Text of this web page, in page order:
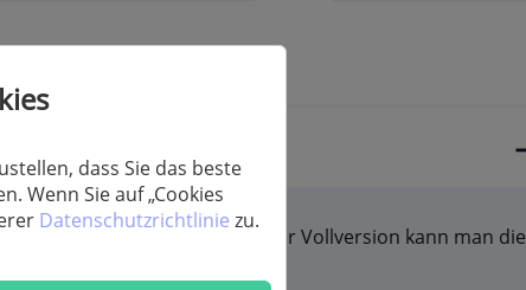
kostenlos aufnehmen. Bei der Vollversion kann man die
dass Sie das beste
Wenn Sie auf „Cookies
Datenschutzrichtlinie zu.